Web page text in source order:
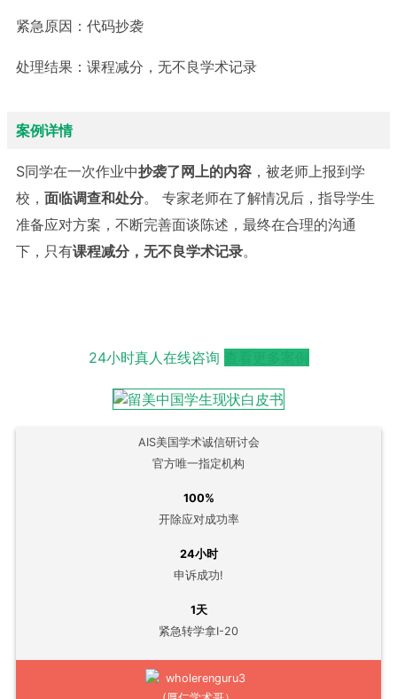
紧急原因： 代码抄袭
处理结果： 课程减分，无不良学术记录
案例详情
S同学在一次作业中抄袭了网上的内容 ，被老师上报到学
校， 面临调查和处分。 专家老师在了解情况后，指导学生
准备应对方案，不断完善面谈陈述，最终在合理的沟通
下，只有课程减分，无不良学术记录。
24小时真人在线咨询
AIS美国学术诚信研讨会
官方唯一指定机构
100%
开除应对成功率
24小时
申诉成功!
1天
紧急转学拿I-20